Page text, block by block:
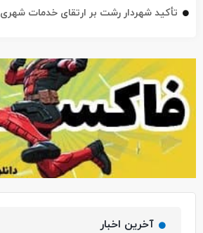
تأکید شهردار رشت بر ارتقای خدمات شهری
آخرین اخبار